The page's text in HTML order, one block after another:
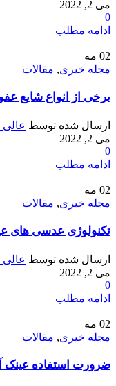
می 2, 2022
0
ادامه مطلب
02 مه
مجله خبری, مقالات
برخی از انواع شایع
ارسال شده توسط عالی
می 2, 2022
0
ادامه مطلب
02 مه
مجله خبری, مقالات
تکنولوژی عدسی های
ارسال شده توسط عالی
می 2, 2022
0
ادامه مطلب
02 مه
مجله خبری, مقالات
ضرورت استفاده عینک